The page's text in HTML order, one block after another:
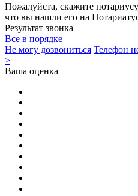
Пожалуйста, скажите
что вы нашли его на
Результат звонка
Все в порядке
Не могу дозвониться Телефон
>
Ваша оценка